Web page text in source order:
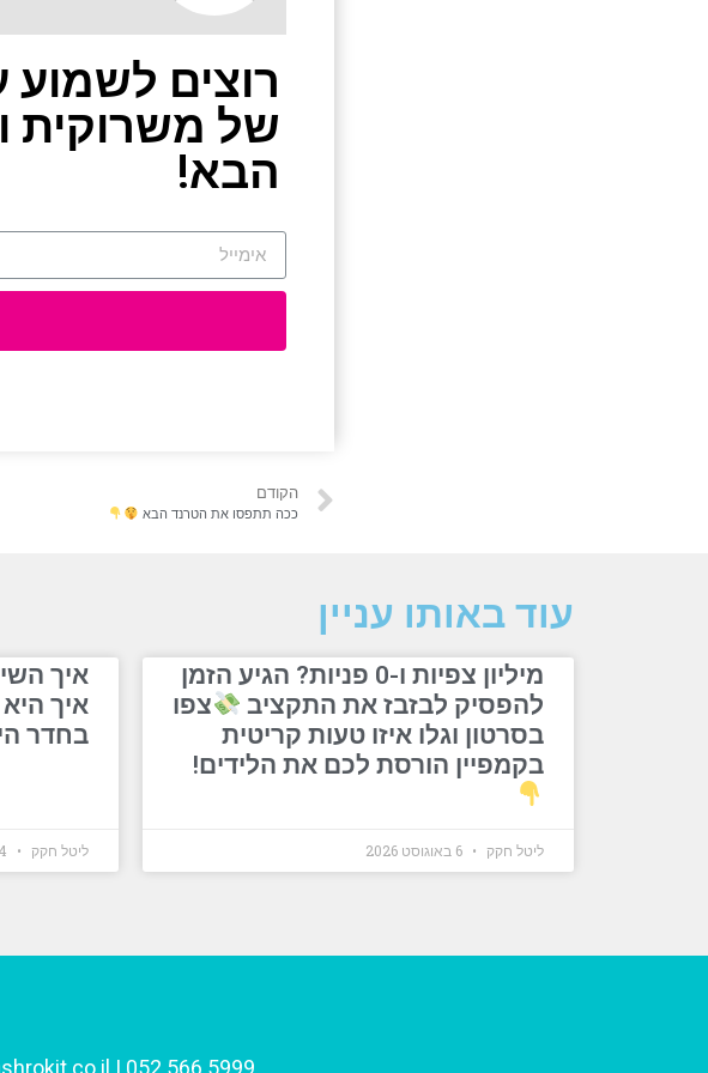
רוצים לשמוע
של משרוקית
הבא!
הקודם
ככה תתפסו את הטרנד הבא
עוד באותו עניין
מיליון צפיות ו-0 פניות? הגיע הזמן
להפסיק לבזבז את התקציב
צפו
בסרטון וגלו איזו טעות קריטית
בקמפיין הורסת לכם את הלידים!
ליטל חקק
איך
בחדר
ליטל חקק